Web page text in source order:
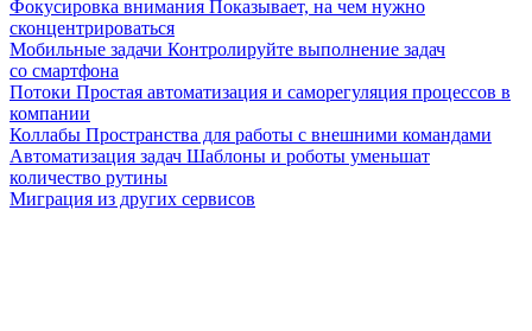
Фокусировка внимания Показывает, на чем нужно
сконцентрироваться
Мобильные задачи Контролируйте выполнение задач
со смартфона
Потоки Простая автоматизация и саморегуляция процессов в
компании
Коллабы Пространства для работы с внешними командами
Автоматизация задач Шаблоны и роботы уменьшат
количество рутины
Миграция из других сервисов